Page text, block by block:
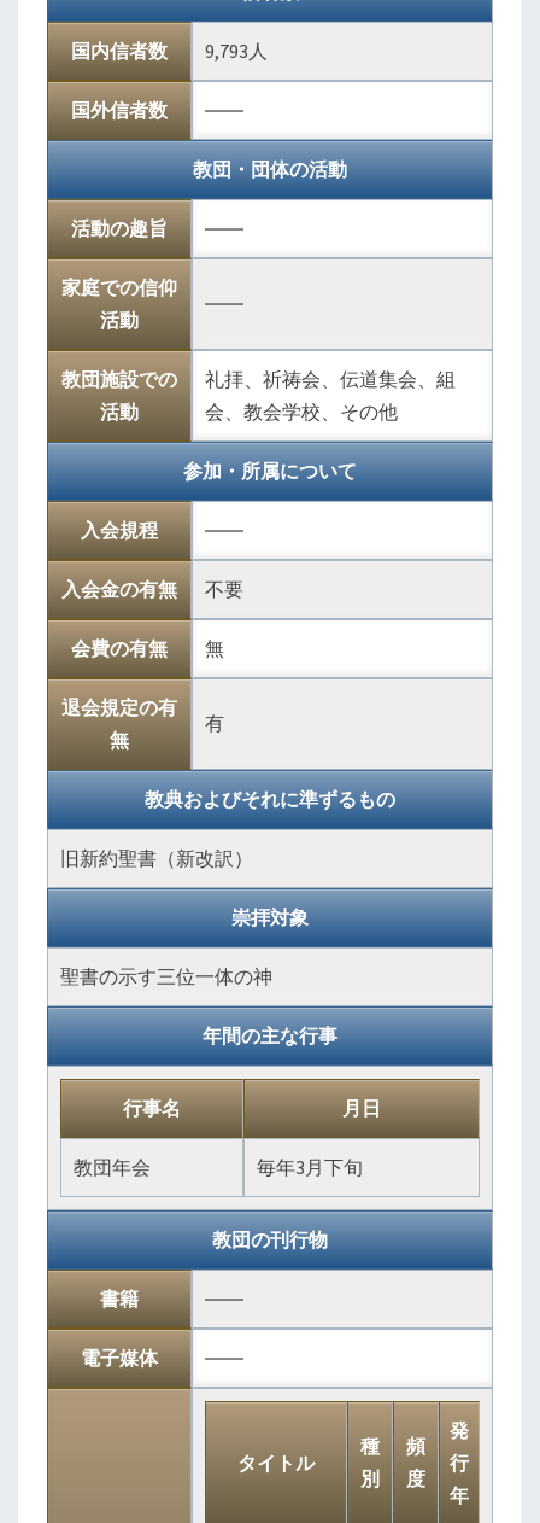
国内信者数 9,793人
国外信者数 ――
教団・団体の活動
活動の趣旨 ――
家庭での信仰
活動
――
教団施設での
活動
礼拝、祈祷会、伝道集会、組
会、教会学校、その他
参加・所属について
入会規程 ――
入会金の有無 不要
会費の有無 無
退会規定の有
無
有
教典およびそれに準ずるもの
旧新約聖書（新改訳）
崇拝対象
聖書の示す三位一体の神
年間の主な行事
行事名 月日
教団年会 毎年3月下旬
教団の刊行物
書籍 ――
電子媒体 ――
タイトル
種
別
頻
度
発
行
年